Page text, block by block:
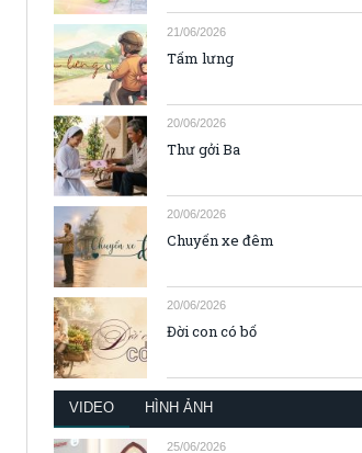
21/06/2026
Tấm lưng
20/06/2026
Thư gởi Ba
20/06/2026
Chuyến xe đêm
20/06/2026
Đời con có bố
VIDEO HÌNH ẢNH
25/06/2026